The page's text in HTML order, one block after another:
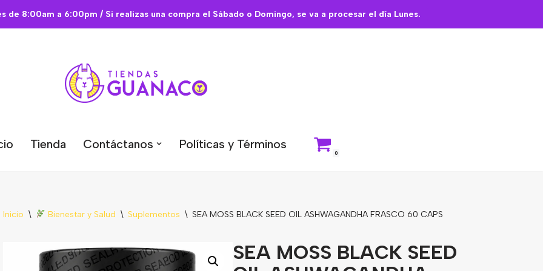
de 8:00am a 6:00pm / Si realizas una compra el Sábado o Domingo, se va a procesar el día Lunes.
Tienda Contáctanos Políticas y Términos
0
Inicio \ Bienestar y Salud \ Suplementos \ SEA MOSS BLACK SEED OIL ASHWAGANDHA FRASCO 60 CAPS
SEA MOSS BLACK SEED